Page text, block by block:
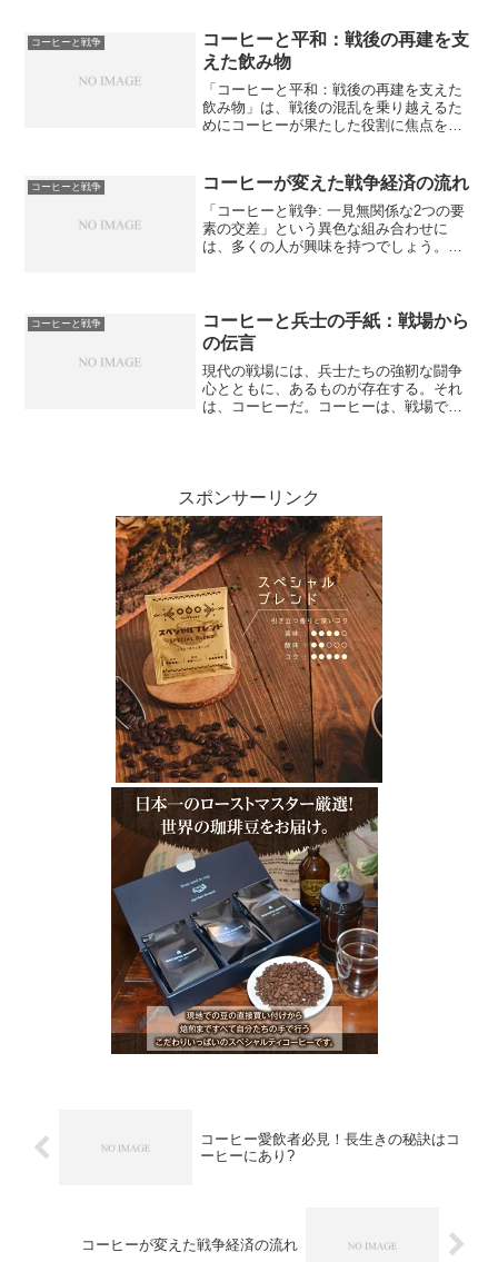
取り上げています。この記事を読めば、
なぜこの国が戦争のためにコ...
コーヒーと戦争
コーヒーと平和：戦後の再建を支
えた飲み物
「コーヒーと平和：戦後の再建を支えた
飲み物」は、戦後の混乱を乗り越えるた
めにコーヒーが果たした役割に焦点を当
る重要性など、コーヒーがどのように
人々の生活に影響を与えたの...
コーヒーと戦争 コーヒーが変えた戦争経済の流れ
「コーヒーと戦争: 一見無関係な2つの要
素の交差」という異色な組み合わせに
は、多くの人が興味を持つでしょう。戦
ではコーヒーと戦争経済...
コーヒーと戦争
コーヒーと兵士の手紙：戦場から
の伝言
現代の戦場には、兵士たちの強靭な闘争
心とともに、あるものが存在する。それ
は、コーヒーだ。コーヒーは、戦場で闘
スポンサーリンク
コーヒー愛飲者必見！長生きの秘訣はコ
ーヒーにあり?
コーヒーが変えた戦争経済の流れ